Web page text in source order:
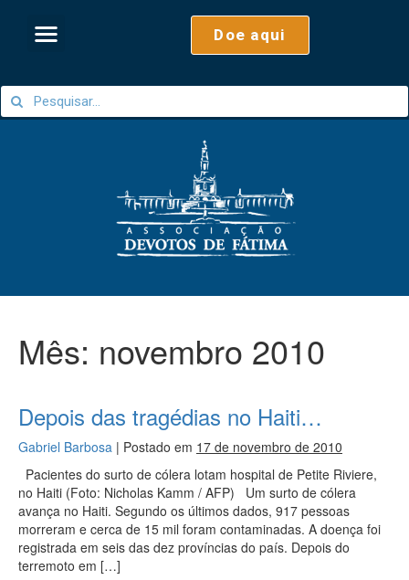
Doe aqui
Mês: novembro 2010
Depois das tragédias no Haiti…
Gabriel Barbosa | Postado em 17 de novembro de 2010
Pacientes do surto de cólera lotam hospital de Petite Riviere,
no Haiti (Foto: Nicholas Kamm / AFP) Um surto de cólera
avança no Haiti. Segundo os últimos dados, 917 pessoas
morreram e cerca de 15 mil foram contaminadas. A doença foi
registrada em seis das dez províncias do país. Depois do
terremoto em […]